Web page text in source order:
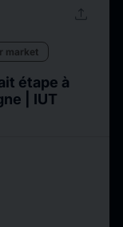
upload
market
étape à
| IUT